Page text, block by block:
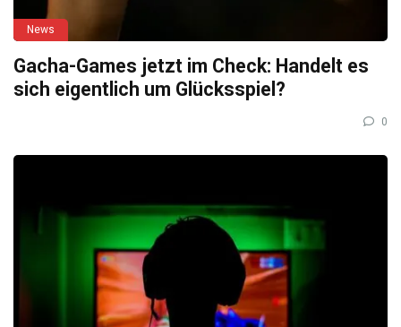
News
Gacha-Games jetzt im Check: Handelt es
sich eigentlich um Glücksspiel?
0